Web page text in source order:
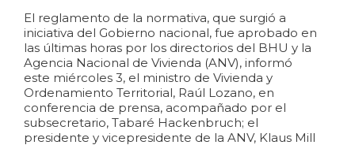
El reglamento de la normativa, que surgió a
iniciativa del Gobierno nacional, fue aprobado en
las últimas horas por los directorios del BHU y la
Agencia Nacional de Vivienda (ANV), informó
este miércoles 3, el ministro de Vivienda y
Ordenamiento Territorial, Raúl Lozano, en
conferencia de prensa, acompañado por el
subsecretario, Tabaré Hackenbruch; el
presidente y vicepresidente de la ANV, Klaus Mill